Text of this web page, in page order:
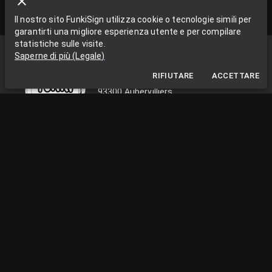
Funki Sign
La Grange aux rêves, 3 bis rue Chapon
93300 Aubervilliers
Il nostro sito FunkiSign utilizza cookie o tecnologie simili per
garantirti una migliore esperienza utente e per compilare
statistiche sulle visite.
Saperne di più (Legale)
RIFIUTARE ACCETTARE